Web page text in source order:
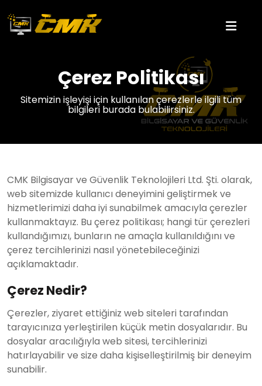
Çerez Politikası
Sitemizin işleyişi için kullanılan çerezlerle ilgili tüm
bilgileri burada bulabilirsiniz.
CMK Bilgisayar ve Güvenlik Teknolojileri Ltd. Şti. olarak,
web sitemizde kullanıcı deneyimini geliştirmek ve
hizmetlerimizi daha iyi sunabilmek amacıyla çerezler
kullanmaktayız. Bu çerez politikası; hangi tür çerezleri
kullandığımızı, bunların ne amaçla kullanıldığını ve
çerez tercihlerinizi nasıl yönetebileceğinizi
açıklamaktadır.
Çerez Nedir?
Çerezler, ziyaret ettiğiniz web siteleri tarafından
tarayıcınıza yerleştirilen küçük metin dosyalarıdır. Bu
dosyalar aracılığıyla web sitesi, tercihlerinizi
hatırlayabilir ve size daha kişiselleştirilmiş bir deneyim
sunabilir.